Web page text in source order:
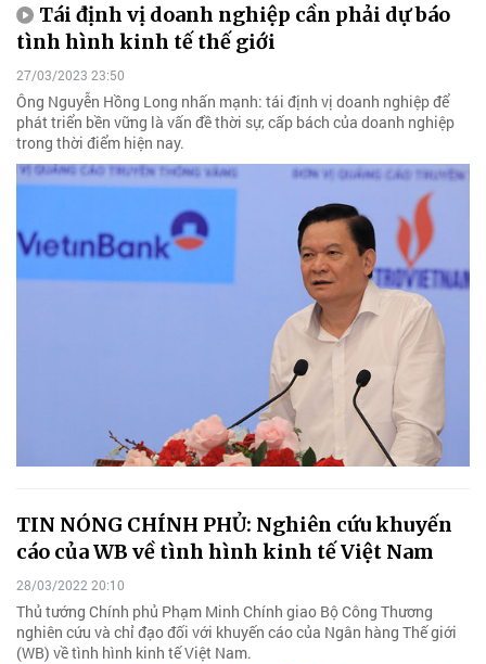
Tái định vị doanh nghiệp cần phải dự báo
tình hình kinh tế thế giới
27/03/2023 23:50
Ông Nguyễn Hồng Long nhấn mạnh: tái định vị doanh nghiệp để
phát triển bền vững là vấn đề thời sự, cấp bách của doanh nghiệp
trong thời điểm hiện nay.
TIN NÓNG CHÍNH PHỦ: Nghiên cứu khuyến
cáo của WB về tình hình kinh tế Việt Nam
28/03/2022 20:10
Thủ tướng Chính phủ Phạm Minh Chính giao Bộ Công Thương
nghiên cứu và chỉ đạo đối với khuyến cáo của Ngân hàng Thế giới
(WB) về tình hình kinh tế Việt Nam.